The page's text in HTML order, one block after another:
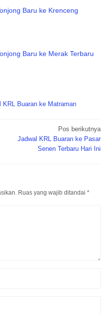
Baru ke Krenceng
Baru ke Merak Terbaru
KRL Buaran ke Matraman
Pos berikutnya
Jadwal KRL Buaran ke Pasar
Senen Terbaru Hari Ini
Ruas yang wajib ditandai *